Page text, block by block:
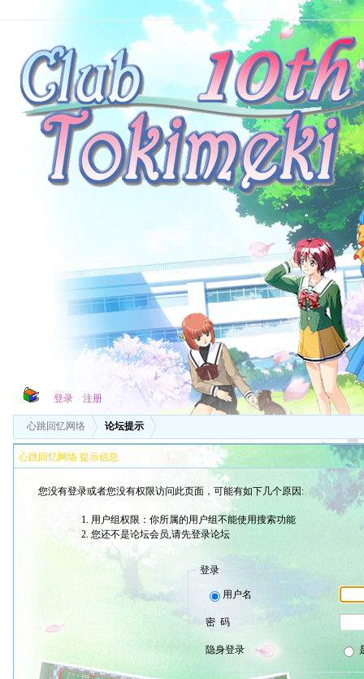
登录 注册
心跳回忆网络 论坛提示
心跳回忆网络 提示信息
您没有登录或者您没有权限访问此页面，可能有如下几个原因:
用户组权限：你所属的用户组不能使用搜索功能
您还不是论坛会员,请先登录论坛
登录
用户名
密 码
隐身登录